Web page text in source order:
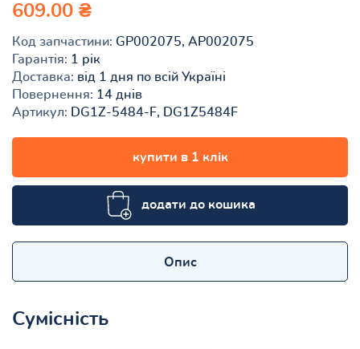
609.00 ₴
Код запчастини: GP002075, AP002075
Гарантія: 1 рік
Доставка: від 1 дня по всій Україні
Повернення: 14 днів
Артикул: DG1Z-5484-F, DG1Z5484F
купити в 1 клік
додати до кошика
Опис
Сумісність